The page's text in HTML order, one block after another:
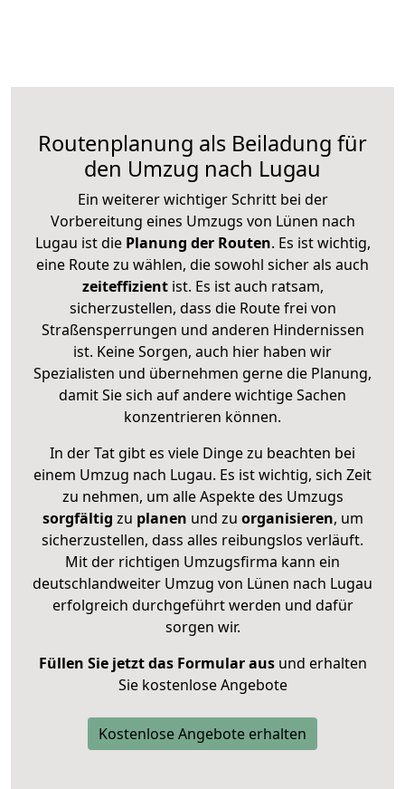
Routenplanung als Beiladung für
den Umzug nach Lugau
Ein weiterer wichtiger Schritt bei der
Vorbereitung eines Umzugs von Lünen nach
Lugau ist diePlanung der Routen. Es ist wichtig,
eine Route zu wählen, die sowohl sicher als auch
zeiteffizientist. Es ist auch ratsam,
sicherzustellen, dass die Route frei von
Straßensperrungen und anderen Hindernissen
ist. Keine Sorgen, auch hier haben wir
Spezialisten und übernehmen gerne die Planung,
damit Sie sich auf andere wichtige Sachen
konzentrieren können.
In der Tat gibt es viele Dinge zu beachten bei
einem Umzug nach Lugau. Es ist wichtig, sich Zeit
zu nehmen, um alle Aspekte des Umzugs
sorgfältig zu planen und zu organisieren, um
sicherzustellen, dass alles reibungslos verläuft.
Mit der richtigen Umzugsfirma kann ein
deutschlandweiter Umzug von Lünen nach Lugau
erfolgreich durchgeführt werden und dafür
sorgen wir.
Füllen Sie jetzt das Formular ausund erhalten
Sie kostenlose Angebote
Kostenlose Angebote erhalten